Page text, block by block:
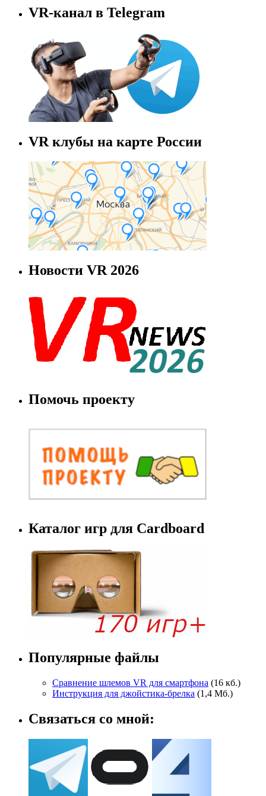
VR-канал в Telegram
VR клубы на карте России
Новости VR 2026
Помочь проекту
Каталог игр для Cardboard
Популярные файлы
Сравнение шлемов VR для смартфона (16 кб.)
Инструкция для джойстика-брелка (1,4 Мб.)
Связаться со мной: